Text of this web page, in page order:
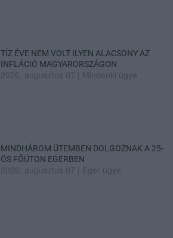
TÍZ ÉVE NEM VOLT ILYEN ALACSONY AZ
INFLÁCIÓ MAGYARORSZÁGON
2026. augusztus 07 Mindenki ügye
MINDHÁROM ÜTEMBEN DOLGOZNAK A 25-
ÖS FŐÚTON EGERBEN
2026. augusztus 07 Eger ügye